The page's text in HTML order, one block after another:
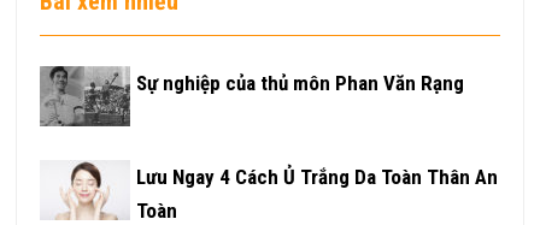
Sự nghiệp của thủ môn Phan Văn Rạng
Lưu Ngay 4 Cách Ủ Trắng Da Toàn Thân An
Toàn